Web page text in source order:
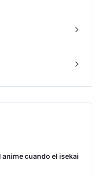
anime cuando el isekai